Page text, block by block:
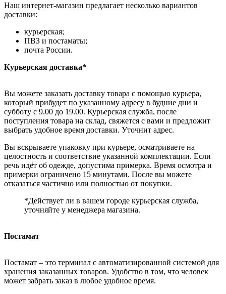
Наш интернет-магазин предлагает несколько вариантов
доставки:
курьерская;
ПВЗ и постаматы;
почта России.
Курьерская доставка*
Вы можете заказать доставку товара с помощью курьера,
который прибудет по указанному адресу в будние дни и
субботу с 9.00 до 19.00. Курьерская служба, после
поступления товара на склад, свяжется с вами и предложит
выбрать удобное время доставки. Уточнит адрес.
Вы вскрываете упаковку при курьере, осматриваете на
целостность и соответствие указанной комплектации. Если
речь идёт об одежде, допустима примерка. Время осмотра и
примерки ограничено 15 минутами. После вы можете
отказаться частично или полностью от покупки.
*Действует ли в вашем городе курьерская служба,
уточняйте у менеджера магазина.
Постамат
Постамат – это терминал с автоматизированной системой для
хранения заказанных товаров. Удобство в том, что человек
может забрать заказ в любое удобное время.